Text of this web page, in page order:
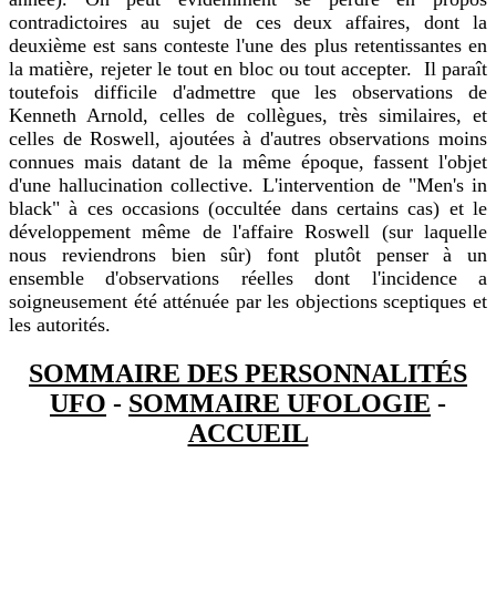
contradictoires au sujet de ces deux affaires, dont la
deuxième est sans conteste l'une des plus retentissantes en
la matière, rejeter le tout en bloc ou tout accepter. Il paraît
toutefois difficile d'admettre que les observations de
Kenneth Arnold, celles de collègues, très similaires, et
celles de Roswell, ajoutées à d'autres observations moins
connues mais datant de la même époque, fassent l'objet
d'une hallucination collective. L'intervention de "Men's in
black" à ces occasions (occultée dans certains cas) et le
développement même de l'affaire Roswell (sur laquelle
nous reviendrons bien sûr) font plutôt penser à un
ensemble d'observations réelles dont l'incidence a
soigneusement été atténuée par les objections sceptiques et
les autorités.
SOMMAIRE DES PERSONNALITÉS
UFO - SOMMAIRE UFOLOGIE -
ACCUEIL